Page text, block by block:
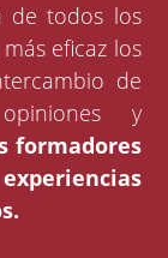
de todos los
eficaz los
de
y
formadores